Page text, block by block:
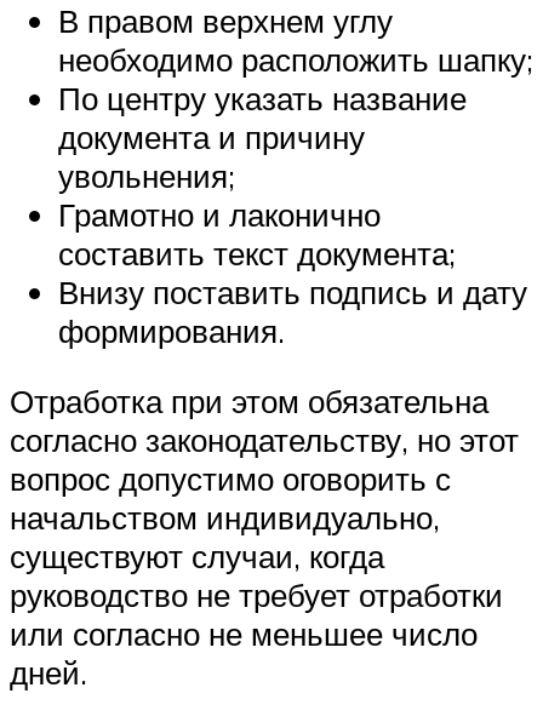
В правом верхнем углу
необходимо расположить шапку;
По центру указать название
документа и причину
увольнения;
Грамотно и лаконично
составить текст документа;
Внизу поставить подпись и дату
формирования.
Отработка при этом обязательна
согласно законодательству, но этот
вопрос допустимо оговорить с
начальством индивидуально,
существуют случаи, когда
руководство не требует отработки
или согласно не меньшее число
дней.